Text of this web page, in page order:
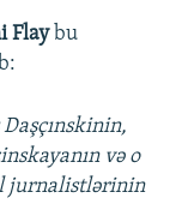
Flaybu
və o
jurnalistlərinin